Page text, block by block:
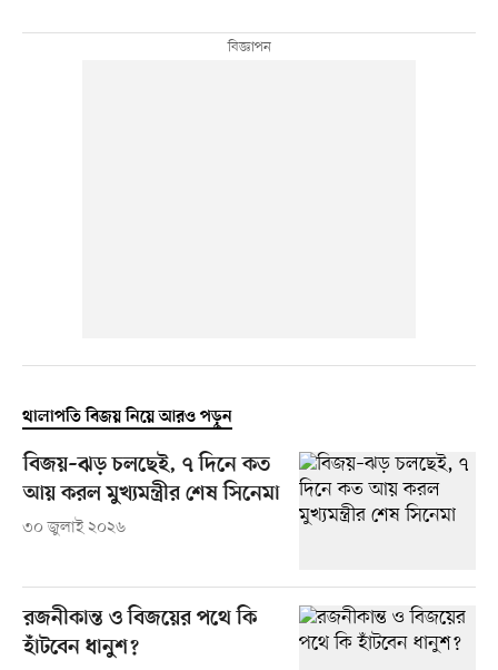
থালাপতি বিজয় নিয়ে আরও পড়ুন
বিজয়–ঝড় চলছেই, ৭ দিনে কত
আয় করল মুখ্যমন্ত্রীর শেষ সিনেমা
৩০ জুলাই ২০২৬
রজনীকান্ত ও বিজয়ের পথে কি
হাঁটবেন ধানুশ?